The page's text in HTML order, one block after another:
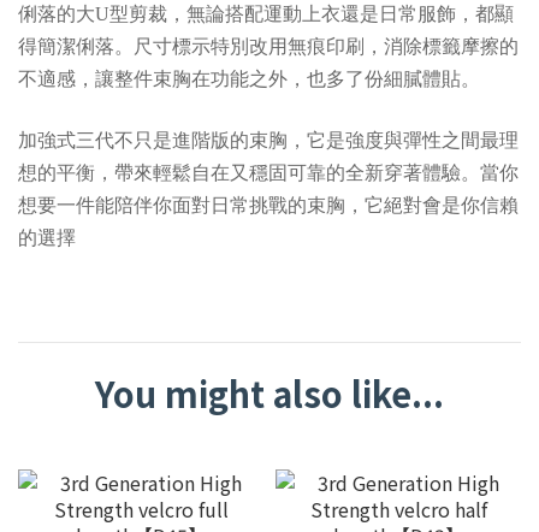
俐落的大U型剪裁，無論搭配運動上衣還是日常服飾，都顯
得簡潔俐落。尺寸標示特別改用無痕印刷，消除標籤摩擦的
不適感，讓整件束胸在功能之外，也多了份細膩體貼。
加強式三代不只是進階版的束胸，它是強度與彈性之間最理
想的平衡，帶來輕鬆自在又穩固可靠的全新穿著體驗。當你
想要一件能陪伴你面對日常挑戰的束胸，它絕對會是你信賴
的選擇
You might also like...